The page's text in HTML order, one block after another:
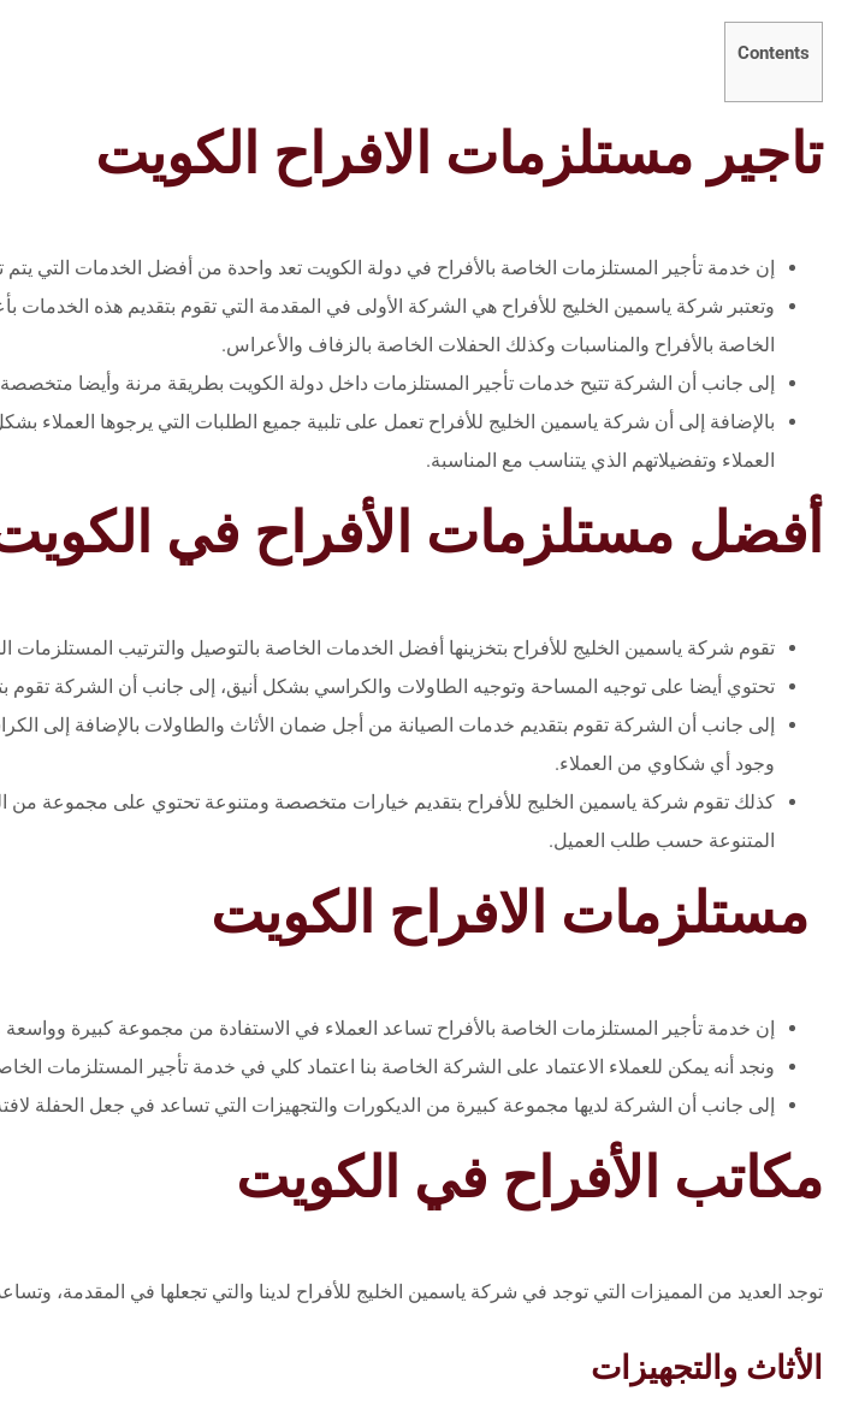
Contents
تاجير مستلزمات الافراح الكويت
إن خدمة تأجير المستلزمات الخاصة بالأفراح في دولة الكويت تعد واحدة من أفضل الخدمات التي يتم
وتعتبر شركة ياسمين الخليج للأفراح هي الشركة الأولى في المقدمة التي تقوم بتقديم هذه
الخاصة بالأفراح والمناسبات وكذلك الحفلات الخاصة بالزفاف والأعراس.
إلى جانب أن الشركة تتيح خدمات تأجير المستلزمات داخل دولة الكويت بطريقة مرنة وأيضا
بالإضافة إلى أن شركة ياسمين الخليج للأفراح تعمل على تلبية جميع الطلبات التي يرجوها
العملاء وتفضيلاتهم الذي يتناسب مع المناسبة.
أفضل مستلزمات الأفراح في
تقوم شركة ياسمين الخليج للأفراح بتخزينها أفضل الخدمات الخاصة بالتوصيل والترتيب
تحتوي أيضا على توجيه المساحة وتوجيه الطاولات والكراسي بشكل أنيق، إلى جانب أن الشركة تقوم
إلى جانب أن الشركة تقوم بتقديم خدمات الصيانة من أجل ضمان الأثاث والطاولات بالإضافة إلى
وجود أي شكاوي من العملاء.
كذلك تقوم شركة ياسمين الخليج للأفراح بتقديم خيارات متخصصة ومتنوعة تحتوي على مجموعة من
المتنوعة حسب طلب العميل.
مستلزمات الافراح الكويت
إن خدمة تأجير المستلزمات الخاصة بالأفراح تساعد العملاء في الاستفادة من مجموعة كبيرة
ونجد أنه يمكن للعملاء الاعتماد على الشركة الخاصة بنا اعتماد كلي في خدمة تأجير المستلزمات
إلى جانب أن الشركة لديها مجموعة كبيرة من الديكورات والتجهيزات التي تساعد في جعل الحفلة
مكاتب الأفراح في الكويت
توجد العديد من المميزات التي توجد في شركة ياسمين الخليج للأفراح لدينا والتي تجعلها في المقدمة،
الأثاث والتجهيزات